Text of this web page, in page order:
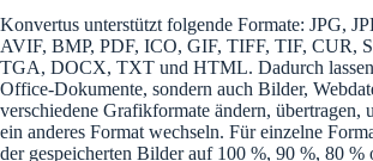
Konvertus unterstützt folgende Formate: JPG,
AVIF, BMP, PDF, ICO, GIF, TIFF, TIF, CUR,
TGA, DOCX, TXT und HTML. Dadurch
Office-Dokumente, sondern auch Bilder,
verschiedene Grafikformate ändern, übertragen,
ein anderes Format wechseln. Für einzelne
der gespeicherten Bilder auf 100 %, 90 %, 80 %